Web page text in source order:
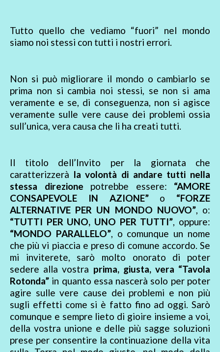
Tutto quello che vediamo “fuori” nel mondo
siamo noi stessi con tutti i nostri errori.
Non si può migliorare il mondo o cambiarlo se
prima non si cambia noi stessi, se non si ama
veramente e se, di conseguenza, non si agisce
veramente sulle vere cause dei problemi ossia
sull’unica, vera causa che li ha creati tutti.
Il titolo dell’Invito per la giornata che
caratterizzerà la volontà di andare tutti nella
stessa direzione potrebbe essere: “AMORE
CONSAPEVOLE IN AZIONE”o “FORZE
ALTERNATIVE PER UN MONDO NUOVO”, o:
“TUTTI PER UNO, UNO PER TUTTI”, oppure:
“MONDO PARALLELO”, o comunque un nome
che più vi piaccia e preso di comune accordo. Se
mi inviterete, sarò molto onorato di poter
sedere alla vostra prima, giusta, vera “Tavola
Rotonda” in quanto essa nascerà solo per poter
agire sulle vere cause dei problemi e non più
sugli effetti come si è fatto fino ad oggi. Sarò
comunque e sempre lieto di gioire insieme a voi,
della vostra unione e delle più sagge soluzioni
prese per consentire la continuazione della vita